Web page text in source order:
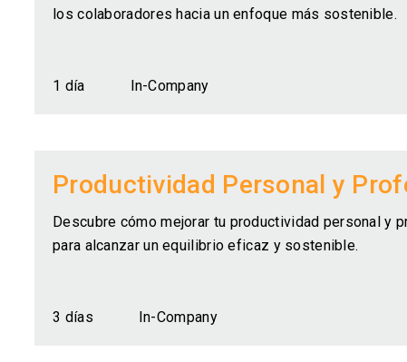
los colaboradores hacia un enfoque más sostenible.
1 día In-Company
Productividad Personal y
Descubre cómo mejorar tu productividad personal y
para alcanzar un equilibrio eficaz y sostenible.
3 días In-Company